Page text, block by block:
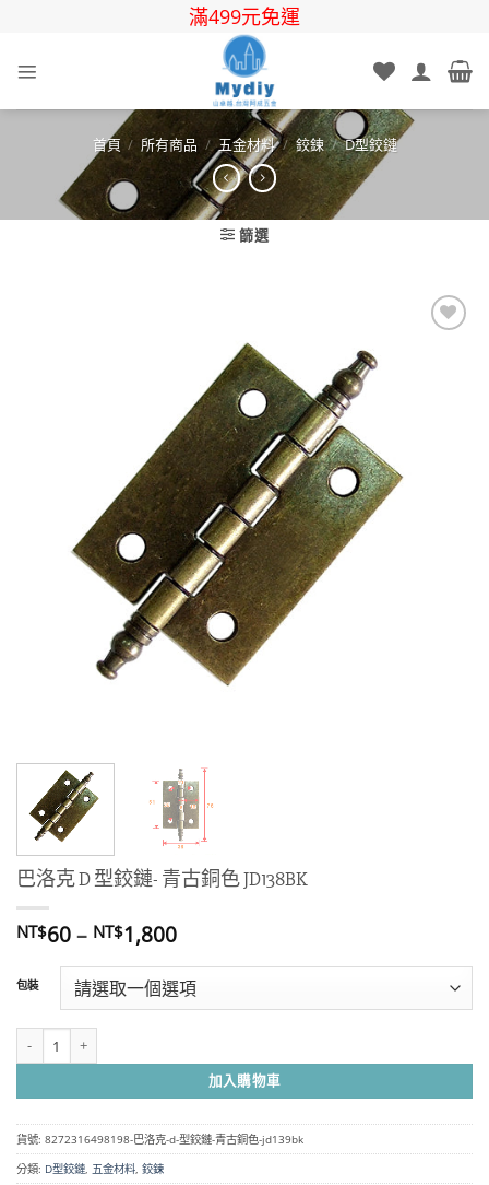
滿499元免運
首頁 / 所有商品 / 五金材料 / 鉸鍊 / D型鉸鏈
篩選
巴洛克 D 型鉸鏈- 青古銅色 JD138BK
NT$60– NT$1,800價
範
圍：
NT$60
NT$1,800
包裝
加入購物車
貨號: 8272316498198-巴洛克-d-型鉸鏈-青古銅色-jd139bk
分類: D型鉸鏈, 五金材料, 鉸鍊